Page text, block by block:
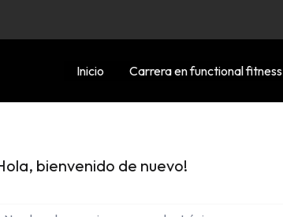
Inicio
Carrera en functional fitness
bienvenido de nuevo!